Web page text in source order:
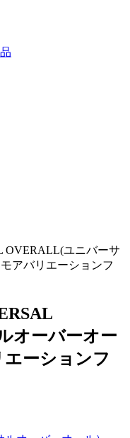
OVERALL(ユニバーサ
アバリエーションフ
オーバーオー
ーションフ